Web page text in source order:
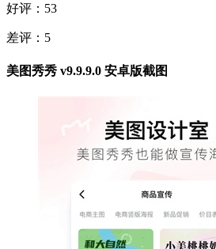
好评： 53
差评： 5
美图秀秀 v9.9.9.0 安卓版截图